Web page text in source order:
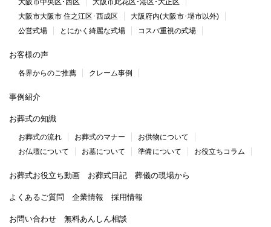
大阪市大阪市 住之江区･西成区
大阪府内(大阪市･堺市以外)
公営式場
とにかく綺麗な式場 コスパ重視の式場
お客様の声
各界からのご推薦 クレーム事例
事例紹介
お葬式の知識
お葬式の流れ お葬式のマナー
お供物について
お仏壇について
お墓について 準備について お役立ちコラム
お葬式お役立ち動画 お葬式日記 葬儀の現場から
よくあるご質問 企業情報 採用情報
お問い合わせ 無料あんしん相談